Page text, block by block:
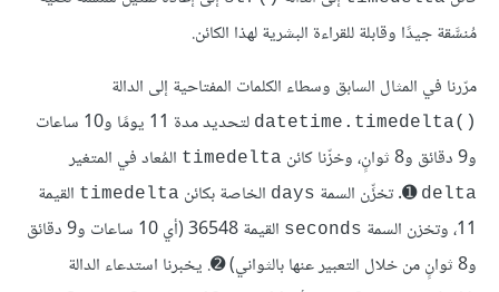
مُنسَّقة جيدًا وقابلة للقراءة البشرية لهذا الكائن.
مرّرنا في المثال السابق وسطاء الكلمات المفتاحية إلى الدالة
datetime.timedelta()‎
لتحديد مدة 11 يومًا و10 ساعات
و9 دقائق و8 ثوانٍ، وخزّنا كائن
timedelta المُعاد في المتغير
delta ➊. تخزِّن السمة days الخاصة بكائن timedelta القيمة
11، وتخزن السمة
seconds
القيمة 36548 (أي 10 ساعات و9 دقائق
و8 ثوانٍ من خلال التعبير عنها بالثواني) ➋. يخبرنا استدعاء الدالة